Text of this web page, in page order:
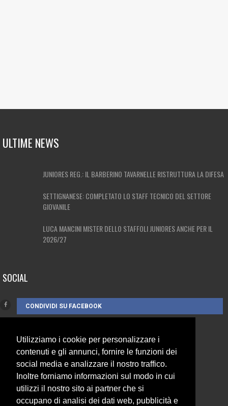
Utilizziamo i cookie per personalizzare i
contenuti e gli annunci, fornire le funzioni dei
social media e analizzare il nostro traffico.
Inoltre forniamo informazioni sul modo in cui
utilizzi il nostro sito ai partner che si
occupano di analisi dei dati web, pubblicità e
ULTIME NEWS
JUNIORES REG.: IL BARBERINO TAVARNELLE RISTRUTTURA LA DIFESA
SETTIGNANESE: COMPLETATO LO STAFF TECNICO DEL SETTORE
GIOVANILE
LUCA MANCINI MISTER DELLO STAFFOLI JUNIORES ANCHE PER IL
2026/27
SOCIAL
CONDIVIDI SU FACEBOOK
CONTATTI
3385262752
info@campionando.it